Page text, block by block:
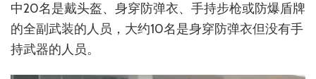
中20名是戴头盔、身穿防弹衣、手持步枪或防爆盾牌
的全副武装的人员，大约10名是身穿防弹衣但没有手
持武器的人员。